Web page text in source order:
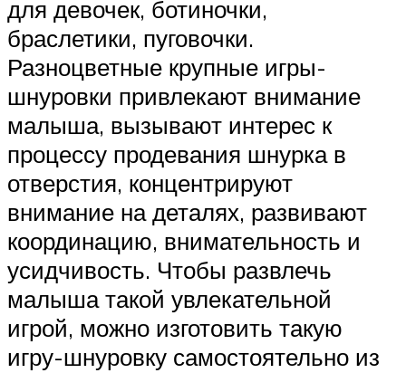
для девочек, ботиночки,
браслетики, пуговочки.
Разноцветные крупные игры-
шнуровки привлекают внимание
малыша, вызывают интерес к
процессу продевания шнурка в
отверстия, концентрируют
внимание на деталях, развивают
координацию, внимательность и
усидчивость. Чтобы развлечь
малыша такой увлекательной
игрой, можно изготовить такую
игру-шнуровку самостоятельно из